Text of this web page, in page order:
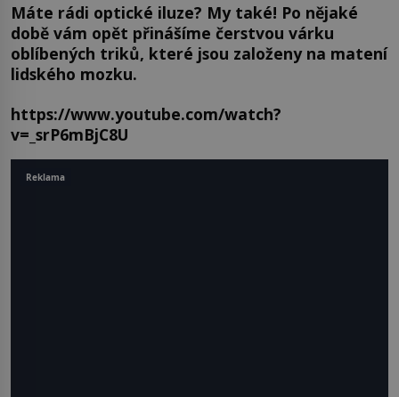
Máte rádi optické iluze? My také! Po nějaké
době vám opět přinášíme čerstvou várku
oblíbených triků, které jsou založeny na matení
lidského mozku.
https://www.youtube.com/watch?
v=_srP6mBjC8U
Reklama